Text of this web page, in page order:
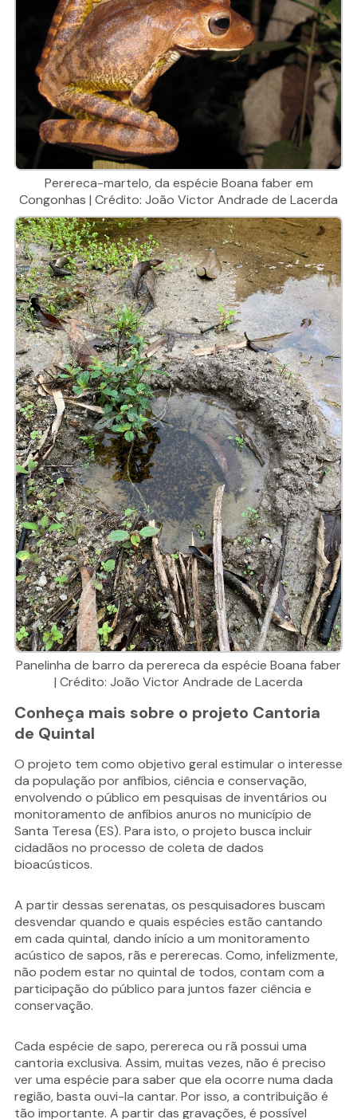
Perereca-martelo, da espécie Boana faber em
Congonhas | Crédito: João Victor Andrade de Lacerda
Panelinha de barro da perereca da espécie Boana faber
| Crédito: João Victor Andrade de Lacerda
Conheça mais sobre o projeto Cantoria
de Quintal
O projeto tem como objetivo geral estimular o interesse
da população por anfíbios, ciência e conservação,
envolvendo o público em pesquisas de inventários ou
monitoramento de anfíbios anuros no município de
Santa Teresa (ES). Para isto, o projeto busca incluir
cidadãos no processo de coleta de dados
bioacústicos.
A partir dessas serenatas, os pesquisadores buscam
desvendar quando e quais espécies estão cantando
em cada quintal, dando início a um monitoramento
acústico de sapos, rãs e pererecas. Como, infelizmente,
não podem estar no quintal de todos, contam com a
participação do público para juntos fazer ciência e
conservação.
Cada espécie de sapo, perereca ou rã possui uma
cantoria exclusiva. Assim, muitas vezes, não é preciso
ver uma espécie para saber que ela ocorre numa dada
região, basta ouvi-la cantar. Por isso, a contribuição é
tão importante. A partir das gravações, é possível